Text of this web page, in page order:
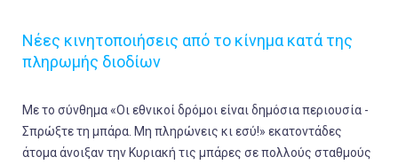
Νέες κινητοποιήσεις από το κίνημα κατά της
πληρωμής διοδίων
Με το σύνθημα «Οι εθνικοί δρόμοι είναι δημόσια περιουσία -
Σπρώξτε τη μπάρα. Μη πληρώνεις κι εσύ!» εκατοντάδες
άτομα άνοιξαν την Κυριακή τις μπάρες σε πολλούς σταθμούς